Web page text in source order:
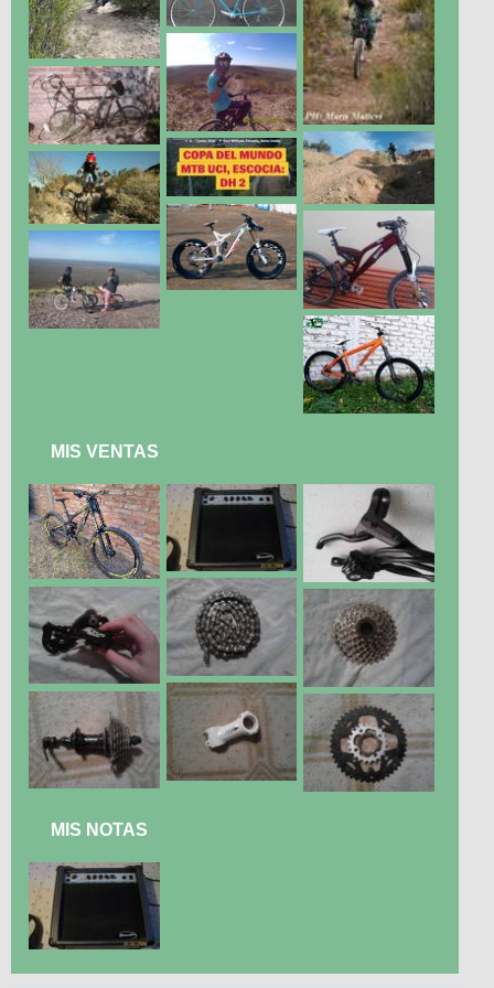
MIS VENTAS
MIS NOTAS